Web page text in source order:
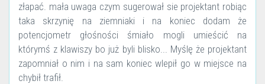
złapać. mała uwaga czym sugerował sie projektant robiąc
taka skrzynię na ziemniaki i na koniec dodam że
potencjometr głośności śmiało mogli umieścić na
którymś z klawiszy bo już byli blisko... Myślę że projektant
zapomniał o nim i na sam koniec wlepił go w miejsce na
chybił trafił.